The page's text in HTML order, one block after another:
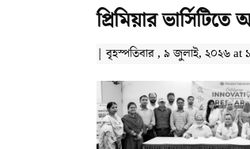
প্রিমিয়ার
| বৃহস্পতিবার , ৯ জুলাই, ২০২৬ at